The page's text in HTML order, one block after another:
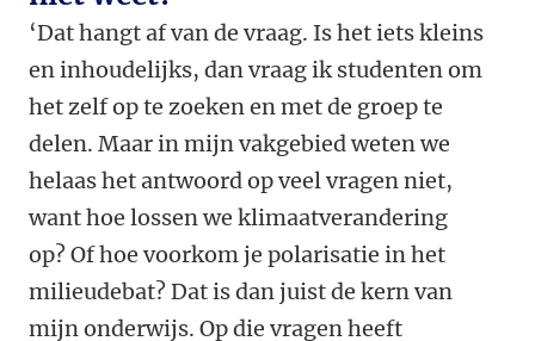
‘Dat hangt af van de vraag. Is het iets kleins
en inhoudelijks, dan vraag ik studenten om
het zelf op te zoeken en met de groep te
delen. Maar in mijn vakgebied weten we
helaas het antwoord op veel vragen niet,
want hoe lossen we klimaatverandering
op? Of hoe voorkom je polarisatie in het
milieudebat? Dat is dan juist de kern van
mijn onderwijs. Op die vragen heeft